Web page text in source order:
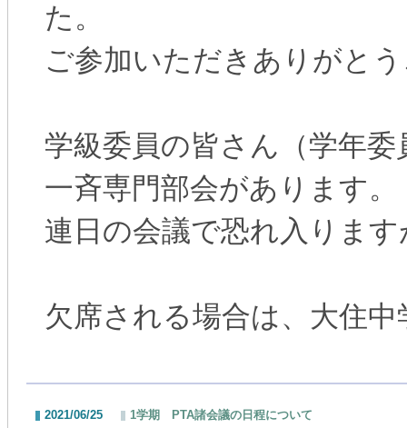
た。
ご参加いただきありがと
学級委員の皆さん（学年
一斉専門部会があります。
連日の会議で恐れ入りま
欠席される場合は、大住
2021/06/25 1学期 PTA諸会議の日程について